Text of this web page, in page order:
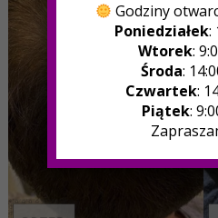
Godziny
Poniedziałek:
Wtorek:
Środa:
Czwartek:
Piątek: